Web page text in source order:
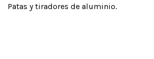
Patas y tiradores de aluminio.